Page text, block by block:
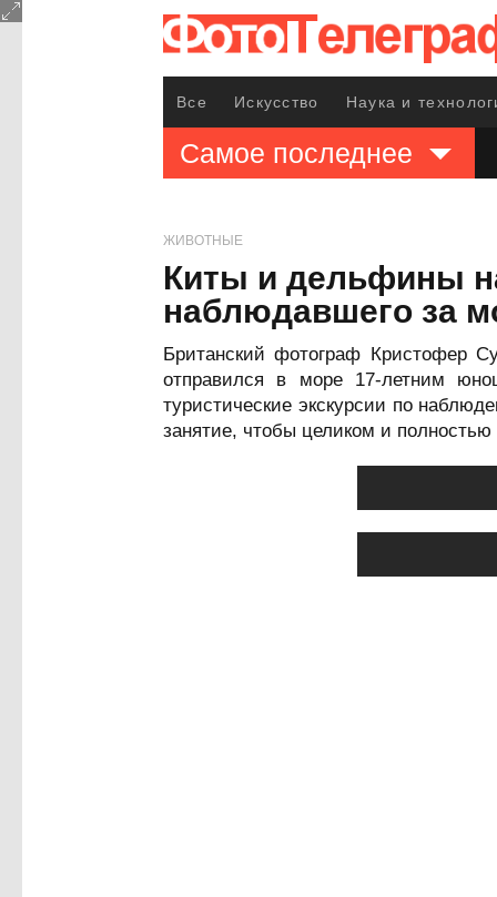
Все Искусство Наука и
Самое последнее
ЖИВОТНЫЕ
Киты и дельфины
наблюдавшего за
Британский фотограф Кристофер
отправился в море 17-летним
туристические экскурсии по
занятие, чтобы целиком и